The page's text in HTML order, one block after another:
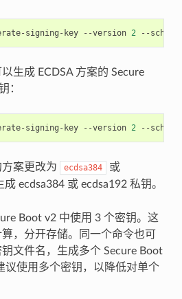
signing-key --version 2 --scheme
生成 ECDSA 方案的 Secure
：
signing-key --version 2 --scheme
案更改为 ecdsa384 或
成 ecdsa384 或 ecdsa192 私钥。
Boot v2 中使用 3 个密钥。这
，分开存储。同一个命令也可
文件名，生成多个 Secure Boot
议使用多个密钥，以降低对单个